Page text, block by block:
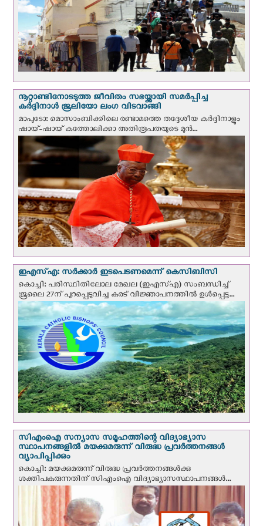
നൂറ്റാണ്ടിനോടടുത്ത ജീവിതം സഭയ്ക്കായി സമർപ്പിച്ച
കർദ്ദിനാൾ ജൂലിയോ ലംഗ വിടവാങ്ങി
മാപുടോ: മൊസാംബിക്കിലെ രണ്ടാമത്തെ തദ്ദേശീയ കർദ്ദിനാളും
ഷായ്-ഷായ് കത്തോലിക്കാ അതിരൂപതയുടെ മുന്‍...
ഇഎസ്എ: സര്‍ക്കാര്‍ ഇടപെടണമെന്ന് കെ‌സി‌ബി‌സി
കൊച്ചി: പരിസ്ഥിതിലോല മേഖല (ഇഎസ്എ) സംബന്ധിച്ച്
ജൂലൈ 27ന് പുറപ്പെടുവിച്ച കരട് വിജ്ഞാപനത്തിൽ ഉൾപ്പെട്ട...
സി‌എം‌ഐ സന്യാസ സമൂഹത്തിന്റെ വിദ്യാഭ്യാസ
സ്ഥാപനങ്ങളില്‍ മയക്കുമരുന്ന് വിരുദ്ധ പ്രവർത്തനങ്ങൾ
വ്യാപിപ്പിക്കും
കൊച്ചി: മയക്കുമരുന്ന് വിരുദ്ധ പ്രവർത്തനങ്ങൾക്കു
ശക്തിപകരുന്നതിന് സിഎംഐ വിദ്യാഭ്യാസസ്ഥാപനങ്ങൾ...